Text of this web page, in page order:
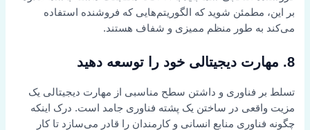
بر این، مطمئن شوید که الگوریتم‌هایی که فروشنده استفاده
می‌کند به طور منظم ممیزی و شفاف هستند.
8. مهارت دیجیتالی خود را توسعه دهید
تسلط بر فناوری و داشتن سطح مناسبی از مهارت دیجیتالی یک
مزیت واقعی در ساختن یک پشته فناوری جامد است. درک اینکه
چگونه فناوری منابع انسانی و کارمندان را قادر می‌سازد تا کار